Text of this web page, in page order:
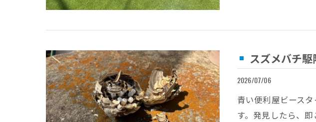
スズメバチ駆
2026/07/06
青い便利屋ビース
す。発見したら、